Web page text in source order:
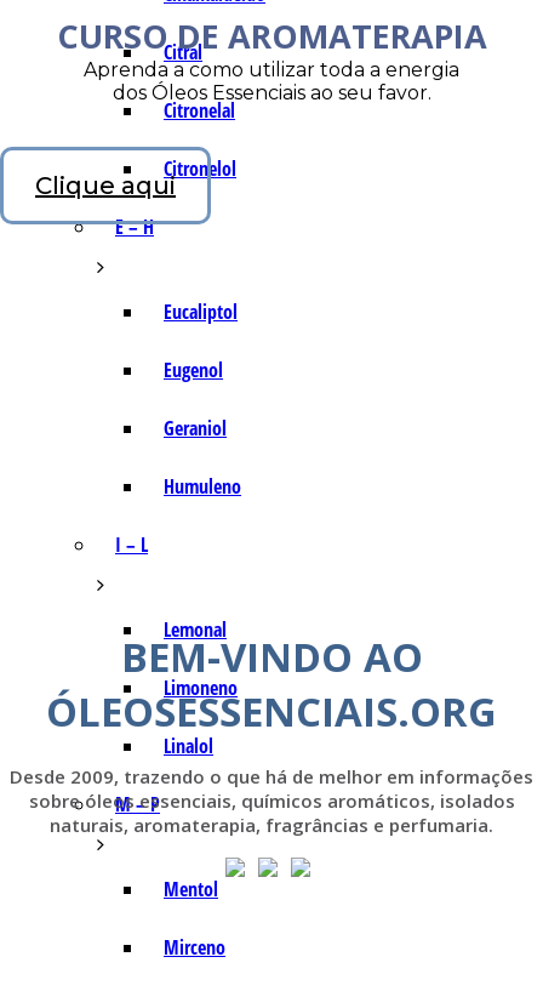
Citral
Citronelal
Citronelol
E – H
Eucaliptol
Eugenol
Geraniol
Humuleno
I – L
Lemonal
Limoneno
Linalol
M – P
Mentol
Mirceno
CURSO DE AROMATERAPIA
Aprenda a como utilizar toda a energia
dos Óleos Essenciais ao seu favor.
Clique aqui
BEM-VINDO AO
ÓLEOSESSENCIAIS.ORG
Desde 2009, trazendo o que há de melhor em informações
sobre óleos essenciais, químicos aromáticos, isolados
naturais, aromaterapia, fragrâncias e perfumaria.